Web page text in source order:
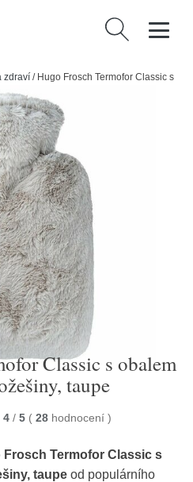
Vyhledávání
zdraví / Hugo Frosch Termofor Classic s
Classic s obalem
taupe
4 / 5 ( 28 hodnocení )
Frosch Termofor Classic s
taupeod populárního